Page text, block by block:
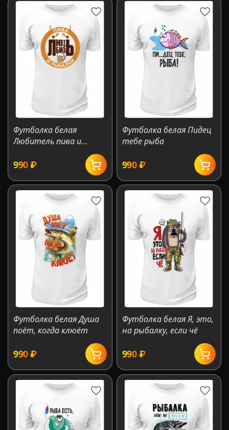
Футболка белая
Любитель пива и
‍990‍₽
Футболка белая Пидец
тебе рыба
‍990‍₽
Футболка белая Душа
поёт, когда клюёт
‍990‍₽
Футболка белая Я, это,
на рыбалку, если чё
‍990‍₽